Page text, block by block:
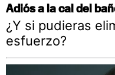
Adiós a la cal del
¿Y si pudieras
esfuerzo?